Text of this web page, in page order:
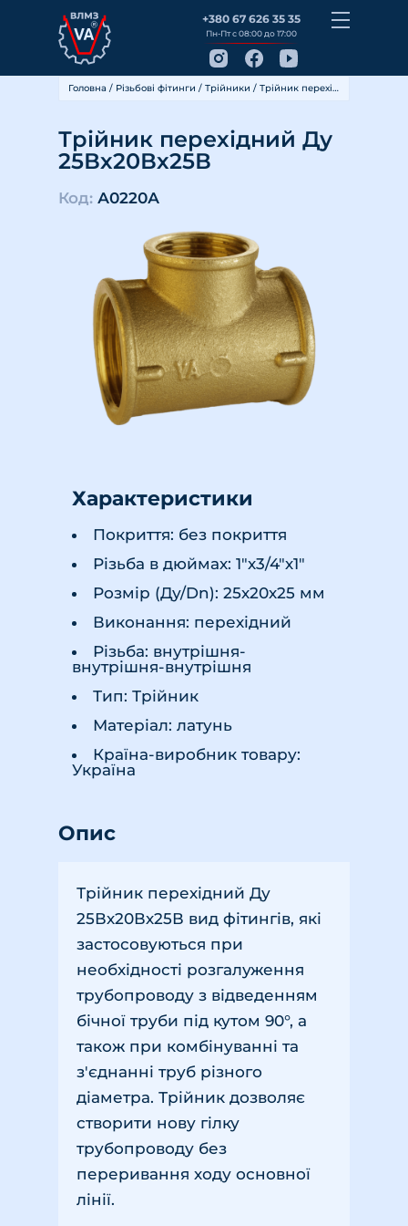
+380 67 626 35 35
Пн-Пт с 08:00 до 17:00
Головна / Різьбові фітинги / Трійники / Трійник перехідний Ду 25Вх20Вх25В
Трійник перехідний Ду
25Вх20Вх25В
Код: А0220А
Характеристики
Покриття: без покриття
Різьба в дюймах: 1"х3/4"х1"
Розмір (Ду/Dn): 25х20х25 мм
Виконання: перехідний
Різьба: внутрішня-
внутрішня-внутрішня
Тип: Трійник
Матеріал: латунь
Країна-виробник товару:
Україна
Опис
Трійник перехідний Ду
25Вх20Вх25В вид фітингів, які
застосовуються при
необхідності розгалуження
трубопроводу з відведенням
бічної труби під кутом 90°, а
також при комбінуванні та
з'єднанні труб різного
діаметра. Трійник дозволяє
створити нову гілку
трубопроводу без
переривання ходу основної
лінії.